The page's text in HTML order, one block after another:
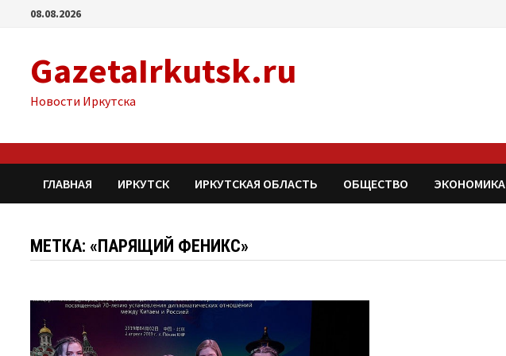
Перейти08.08.2026
GazetaIrkutsk.ru
Новости Иркутска
ГЛАВНАЯ ИРКУТСК ИРКУТСКАЯ ОБЛАСТЬ ОБЩЕСТВО ЭКОНОМИКА
МЕТКА: «ПАРЯЩИЙ ФЕНИКС»